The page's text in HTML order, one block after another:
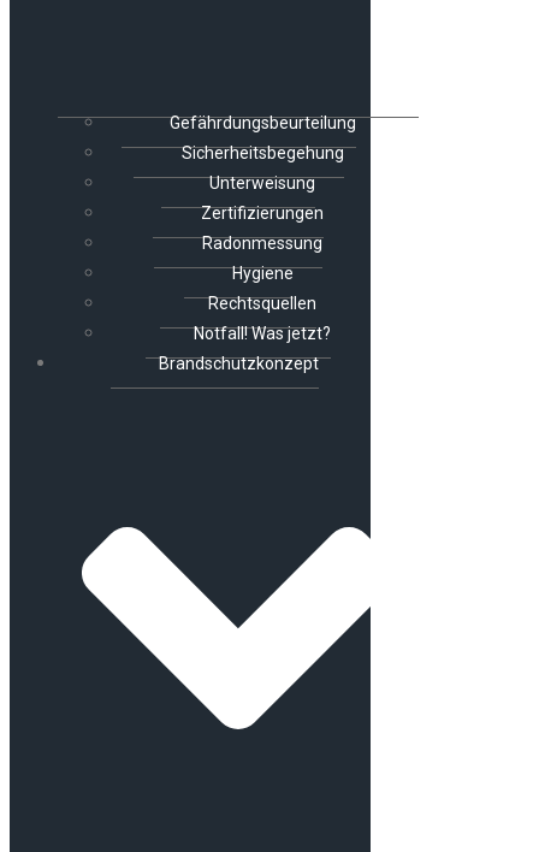
Gefährdungsbeurteilung
Sicherheitsbegehung
Unterweisung
Zertifizierungen
Radonmessung
Hygiene
Rechtsquellen
Notfall! Was jetzt?
Brandschutzkonzept